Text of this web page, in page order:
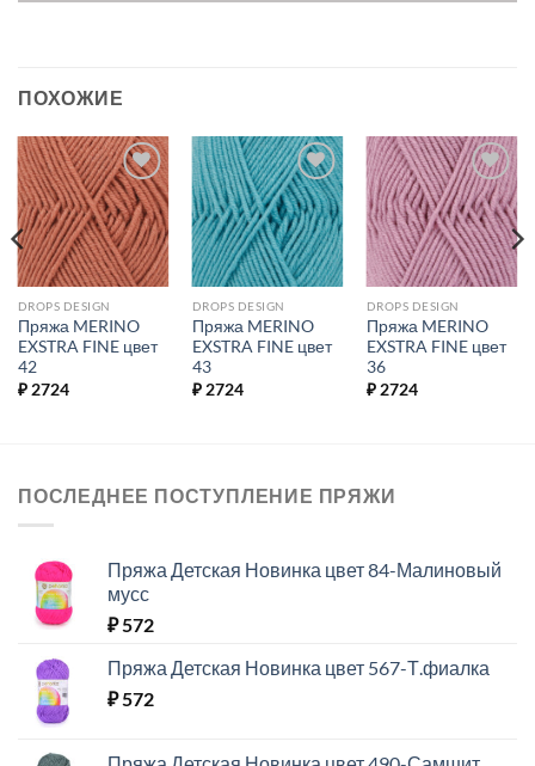
ПОХОЖИЕ
Добавить в
избранное.
DROPS DESIGN
Пряжа MERINO
EXSTRA FINE цвет
42
₽2724
Добавить в
избранное.
DROPS DESIGN
Пряжа MERINO
EXSTRA FINE цвет
43
₽2724
Добавить в
избранное.
DROPS DESIGN
Пряжа MERINO
EXSTRA FINE цвет
36
₽2724
ПОСЛЕДНЕЕ ПОСТУПЛЕНИЕ ПРЯЖИ
Пряжа Детская Новинка цвет 84-Малиновый
мусс
₽572
Пряжа Детская Новинка цвет 567-Т.фиалка
₽572